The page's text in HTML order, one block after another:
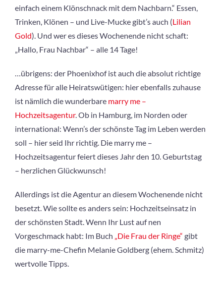
einfach einem Klönschnack mit dem Nachbarn.“ Essen,
Trinken, Klönen – und Live-Mucke gibt’s auch (Lilian
Gold). Und wer es dieses Wochenende nicht schaft:
„Hallo, Frau Nachbar“ – alle 14 Tage!
…übrigens: der Phoenixhof ist auch die absolut richtige
Adresse für alle Heiratswütigen: hier ebenfalls zuhause
ist nämlich die wunderbare marry me –
Hochzeitsagentur. Ob in Hamburg, im Norden oder
international: Wenn’s der schönste Tag im Leben werden
soll – hier seid Ihr richtig. Die marry me –
Hochzeitsagentur feiert dieses Jahr den 10. Geburtstag
– herzlichen Glückwunsch!
Allerdings ist die Agentur an diesem Wochenende nicht
besetzt. Wie sollte es anders sein: Hochzeitseinsatz in
der schönsten Stadt. Wenn Ihr Lust auf nen
Vorgeschmack habt: Im Buch „Die Frau der Ringe“ gibt
die marry-me-Chefin Melanie Goldberg (ehem. Schmitz)
wertvolle Tipps.